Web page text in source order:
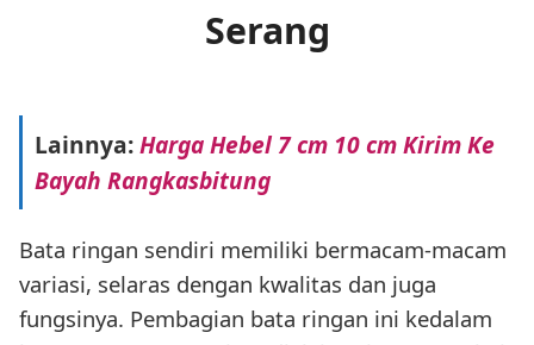
Serang
Lainnya:Harga Hebel 7 cm 10 cm Kirim Ke
Bayah Rangkasbitung
Bata ringan sendiri memiliki bermacam-macam
variasi, selaras dengan kwalitas dan juga
fungsinya. Pembagian bata ringan ini kedalam